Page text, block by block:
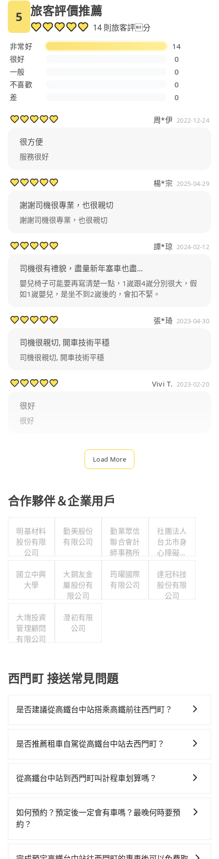
5 旅客評價推薦
14 則旅客評分
非常好
14
很好
0
一般
0
不喜歡
0
差
0
周*伊 2022-12-24
很方便
服務很好
楊*宗 2025-04-29
謝謝司機很專業，也很親切
謝謝司機很專業，也很親切
譚*琼 2024-02-12
司機很有禮貌，盡量新年塞車也盡...
嬰兒椅子可能要再寫清楚一點，1嵗跟4嵗分別很大，假
如1嵗嬰兒，是坐不到2嵗後的，會扣不緊。
張*琦 2023-04-30
司機很親切, 開車技術平穩
司機很親切, 開車技術平穩
Vivi T. 2023-02-20
很好
很好
Load More
合作夥伴＆企業用戶
明基材料
股份有限
公司
勤美股份
有限公司
勤業眾信
聯合會計
師事務所
社團法人
台北市身
心障礙游
國立中興
大學
大鋼友金
屬股份有
限公司
筠曜國際
有限公司
達冠科技
股份有限
公司
大塊投資
管理顧問
有限公司
澄初有限
公司
西門町 接送常見問題
是否建議從高鐵台中站搭乘高鐵前往西門町？
省時、較貴！從最早06:05一直到23:03，台中-台北一天
台等車時間約10分鐘，再乘坐43~69分鐘（平均57分）
花16分鐘、車費200元後，抵達西門町 (台北市萬華區)
的目的地。全程加上轉車時間共1小時48分鐘，假設4位
是否推薦租車自駕從高鐵台中站去西門町？
時不需要閉目養神（因為要自己開車），最重要的是你
$115~205承租小轎車，每公里再額外加收$3.2，從高鐵
台中站到西門町的花費預估為$2,100~2,700（金額差異
從高鐵台中站到西門町叫計程車划算嗎？
灣大車隊、Uber、Line Taxi、Yoxi等，如果在路邊攔不
到車，也可考慮打電話至台中市烏日區當地唯一的計程
如何預約？預定後一定會有車嗎？最晚何時要預
約？
直接線上輸入上下車地點或地址，三秒內即可查到真實